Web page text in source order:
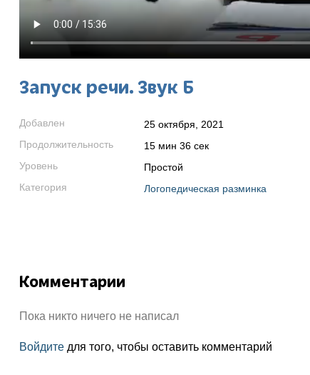
Запуск речи. Звук Б
Добавлен
25 октября, 2021
Продолжительность
15 мин 36 сек
Уровень
Простой
Категория
Логопедическая разминка
Комментарии
Пока никто ничего не написал
Войдитедля того, чтобы оставить комментарий